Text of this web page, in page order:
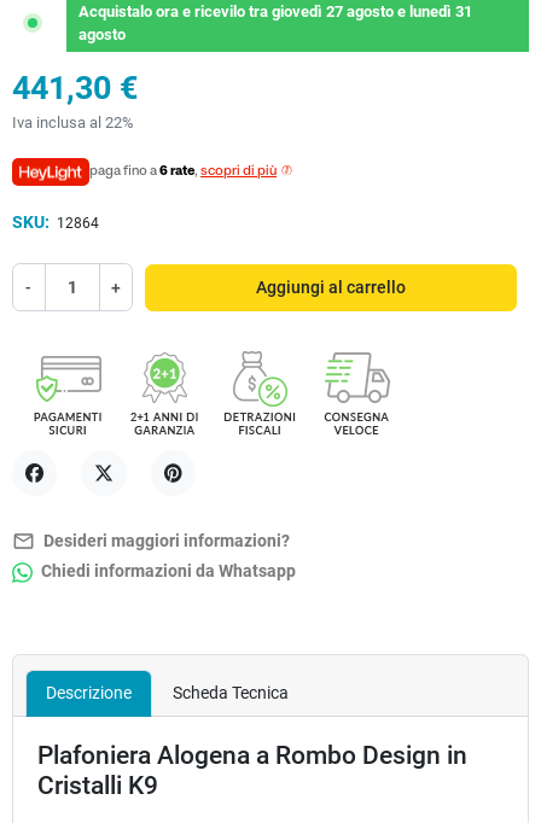
Acquistalo orae ricevilo tra giovedì 27 agostoe lunedì 31
agosto
441,30 €
Iva inclusa al 22%
paga fino a6 rate, scopri di più
SKU: 12864
- + Aggiungi al carrello
mail_outline Desideri maggiori informazioni?
Chiedi informazioni da Whatsapp
Descrizione Scheda Tecnica
Plafoniera Alogena a Rombo Design in
Cristalli K9